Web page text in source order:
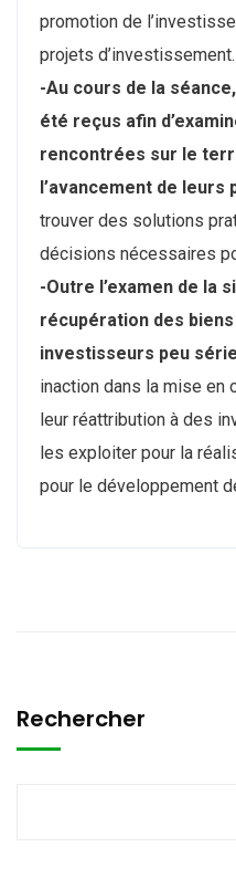
promotion de
projets d’investissement.
-Au cours de la
été reçus afin
rencontrées sur le
l’avancement de leurs
trouver des solutions
décisions nécessaires
-Outre l’examen de la
récupération des
investisseurs peu
inaction dans la mise
leur réattribution à des
les exploiter pour la
pour le développement
Rechercher